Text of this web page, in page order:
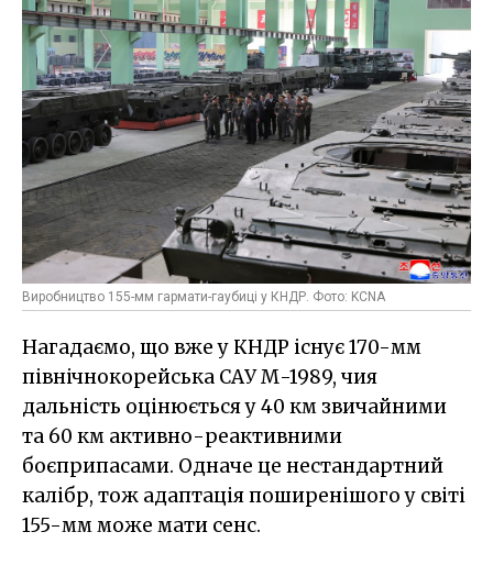
Виробництво 155-мм гармати-гаубиці у КНДР. Фото: KCNA
Нагадаємо, що вже у КНДР існує 170-мм
північнокорейська САУ М-1989, чия
дальність оцінюється у 40 км звичайними
та 60 км активно-реактивними
боєприпасами. Одначе це нестандартний
калібр, тож адаптація поширенішого у світі
155-мм може мати сенс.